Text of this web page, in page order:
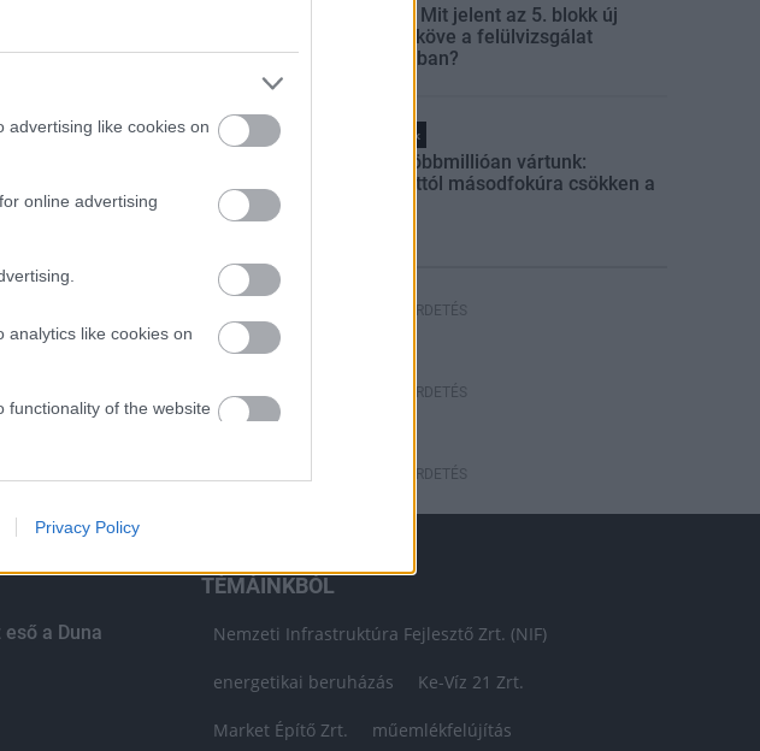
advertising like cookies on
online advertising
analytics like cookies on
functionality of the website
personalization.
including
Privacy Policy
Paks II.: Mit jelent az 5. blokk új
mérföldköve a felülvizsgálat
árnyékában?
Helyi hírek
Amire többmillióan vártunk:
szombattól másodfokúra csökken a
HIRDETÉS
HIRDETÉS
HIRDETÉS
a Duna
TÉMÁINKBÓL
Nemzeti Infrastruktúra Fejlesztő Zrt. (NIF)
energetikai beruházás Ke-Víz 21 Zrt.
Market Építő Zrt. műemlékfelújítás